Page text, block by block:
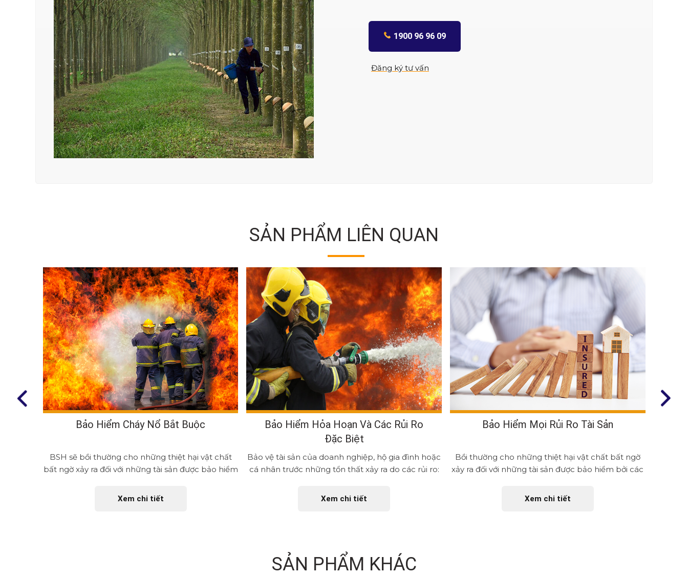
1900 96 96 09
Đăng ký tư vấn
SẢN PHẨM LIÊN QUAN
Bảo Hiểm Cháy Nổ Bắt Buộc
BSH sẽ bồi thường cho những thiệt hại vật chất
bất ngờ xảy ra đối với những tài sản được bảo hiểm
Xem chi tiết
Bảo Hiểm Hỏa Hoạn Và Các Rủi Ro
Đặc Biệt
Bảo vệ tài sản của doanh nghiệp, hộ gia đình hoặc
cá nhân trước những tổn thất xảy ra do các rủi ro:
Xem chi tiết
Bảo Hiểm Mọi Rủi Ro Tài Sản
Bồi thường cho những thiệt hại vật chất bất ngờ
xảy ra đối với những tài sản được bảo hiểm bởi các
Xem chi tiết
SẢN PHẨM KHÁC